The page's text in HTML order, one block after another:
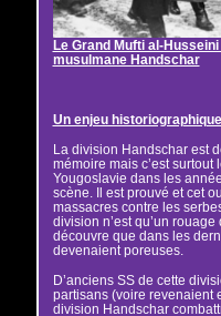
Le Grand Mufti al-
musulmane Handschar
Un enjeu historiographique
La division Handschar est
mémoire mais c’est
Yougoslavie dans les
scène. Il est prouvé et cet
massacres contre les
division n’est qu’un
découvre que dans les
devenaient poreuses.
D’anciens SS de cette
partisans (voire revenaient
division Handschar